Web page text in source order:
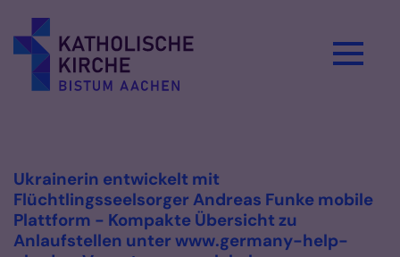
Ukrainerin entwickelt mit
Flüchtlingsseelsorger Andreas Funke mobile
Plattform - Kompakte Übersicht zu
Anlaufstellen unter www.germany-help-